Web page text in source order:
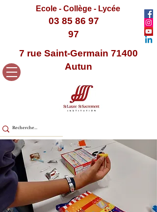
Ecole - Collège - Lycée
03 85 86 97
97
7 rue Saint-Germain 71400
Autun